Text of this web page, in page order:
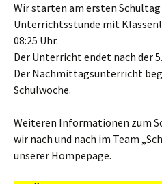
Wir starten am ersten
Unterrichtsstunde mit
08:25 Uhr.
Der Unterricht endet nach der
Der Nachmittagsunterricht
Schulwoche.
Weiteren Informationen zum
wir nach und nach im Team
unserer Hompepage.